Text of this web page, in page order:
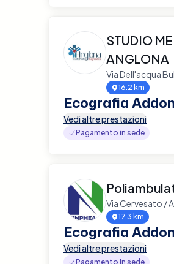
STUDIO
ANGLONA
Via Dell'acqua
16.2 km
Ecografia
Vedi altre prestazioni
Pagamento in sede
Via Cervesato /
17.3 km
Ecografia
Vedi altre prestazioni
Pagamento in sede